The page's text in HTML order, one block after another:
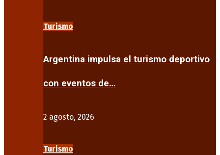
Turismo
Argentina impulsa el turismo deportivo
con eventos de…
2 agosto, 2026
Turismo